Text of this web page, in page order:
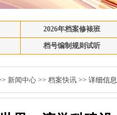
2026年档案修裱班
档号编制规则试听
新闻中心 >> 档案快讯 >> 详细信息